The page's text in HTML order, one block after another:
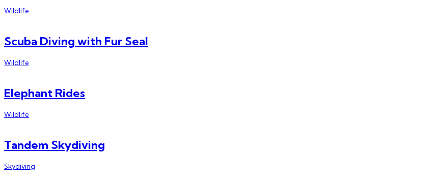
Wildlife
Scuba Diving with Fur Seal
Wildlife
Elephant Rides
Wildlife
Tandem Skydiving
Skydiving